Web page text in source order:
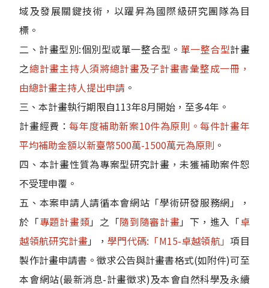
域及發展關鍵技術，以躍昇為國際級研究團隊為目
標。
二、計畫型別:個別型或單一整合型。 單一整合型計畫
之總計畫主持人須將總計畫及子計畫書彙整成一冊，
由總計畫主持人提出申請 。
三、本計畫執行期限自113年8月開始，至多4年。
計畫經費：每年度補助新案10件為原則。每件計畫年
平均補助金額以新臺幣500萬-1500萬元為原則 。
四、本計畫性質為專案型研究計畫，未獲補助案件恕
不受理申覆。
五、本案申請人請循本會網站「學術研發服務網」，
於「專題計畫類」之「隨到隨審計畫」下，進入「卓
越領航研究計畫」， 學門代碼:「M15-卓越領航」項目
製作計畫申請書。徵求公告與計畫書格式(如附件)可至
本會網站(最新消息-計畫徵求)及本會自然科學及永續